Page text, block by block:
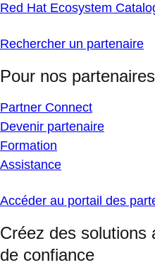
Red Hat Ecosystem
Rechercher un partenaire
Pour nos partenaires
Partner Connect
Devenir partenaire
Formation
Assistance
Accéder au portail des
Créez des solutions
de confiance